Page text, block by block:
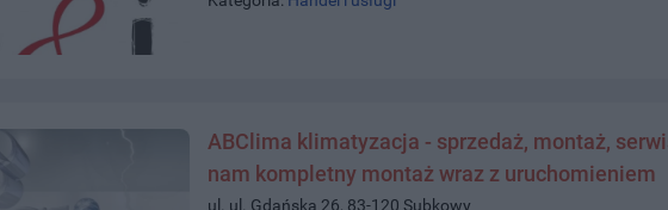
ABClima klimatyzacja - sprzedaż, montaż,
nam kompletny montaż wraz z uruchomieniem
ul. ul. Gdańska 26, 83-120 Subkowy